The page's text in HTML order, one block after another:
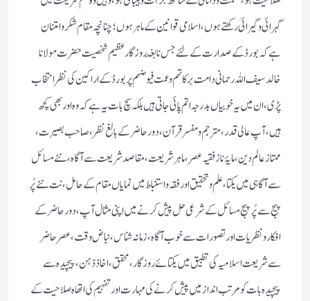
گہرائی وگیرائی ركھتے ہوں، اسلامی قوانین كےماہر ہو ں؛ چنانچہ مقام شكر وامتنان
ہے كہ بورڈ كے صدارت كے لئے جس نابغۂ روز گار عظیم شخصیت حضرت مولانا
خالد سیف اللہ رحمانی دامت بركاتہم وعمت فیوضہم پر بورڈ كے اراكین كی نظر انتخاب
پڑی ، ان میں یہ خوبیاں بدرجہ اتم پائی جاتی ہیں بلكہ سچ بات یہ ہے كہ وہ اور بھی كچھ
ہیں ، آپ عالی قدر ، مترجم ومفسر قرآن ، دور حاضر كے بالغ نظر ، صاحب بصیرت ،
ممتاز عالم دین، مایۂ ناز فقیہ عصر، ماہر شریعت،مقاصد شریعت سے آگاہ ، نئے مسائل
سے آگاہی میں یكتا، علم وتحقیق اور فقہ واستنباط میں نمایاں مقام كے حامل ، نت نئے پُر
پیج سے پُر پیج مسائل كے شرعی حل پیش كرنے میں اپنی مثال آپ ، دور حاضر كے
افكار ونظریات اور تصورات سے خوب آگاہ، زمانہ شناس ،نباض وقت،عصر حاضر
سے شریعت اسلامیہ كی تطبیق میں یكتائے روز گار،محقق،اخاذ ذہن ، پیچیدہ سے
پیچیدہ بات كو مرتب انداز میں پیش كرنے كی مہارت اورتفہیم كی اتھاہ صلاحیت كے